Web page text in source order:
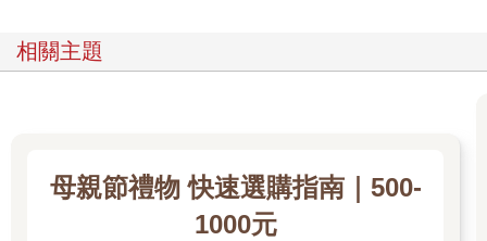
相關主題
母親節禮物 快速選購指南｜500-
1000元